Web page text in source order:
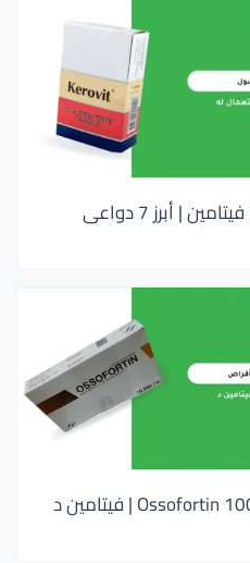
كيروفيت Kerovit فيتامين | أبرز 7 دواعى
اوسوفورتين 10000 Ossofortin | فيتامين د